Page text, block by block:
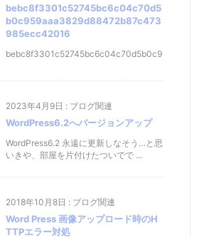
bebc8f3301c52745bc6c04c70d5
b0c959aaa3829d88472b87c473
985ecc42016
bebc8f3301c52745bc6c04c70d5b0c9
2023年4月9日 : ブログ関連
WordPress6.2へバージョンアップ
WordPress6.2 永遠に更新しなそう…と思
いきや、部屋を片付けたついでで ...
2018年10月8日 : ブログ関連
Word Press 画像アップロード時のH
TTPエラー対処